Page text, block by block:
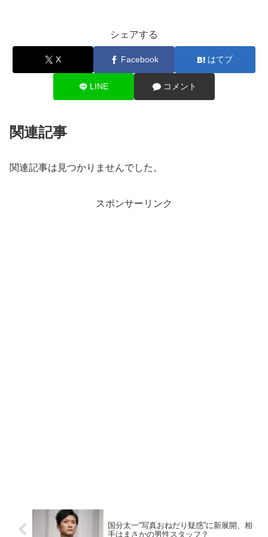
シェアする
X Facebook はてブ
LINE コメント
関連記事
関連記事は見つかりませんでした。
スポンサーリンク
国分太一“写真おねだり疑惑”に新展開、相
手はまさかの男性スタッフ？